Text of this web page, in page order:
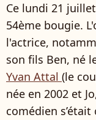
Ce lundi 21
54ème bougie.
l'actrice,
son fils Ben, né
Yvan Attal (le
née en 2002 et
comédien